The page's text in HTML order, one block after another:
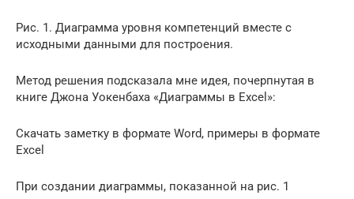
Рис. 1. Диаграмма уровня компетенций вместе с
исходными данными для построения.
Метод решения подсказала мне идея, почерпнутая в
книге Джона Уокенбаха «Диаграммы в Excel»:
Скачать заметку в формате Word, примеры в формате
Excel
При создании диаграммы, показанной на рис. 1